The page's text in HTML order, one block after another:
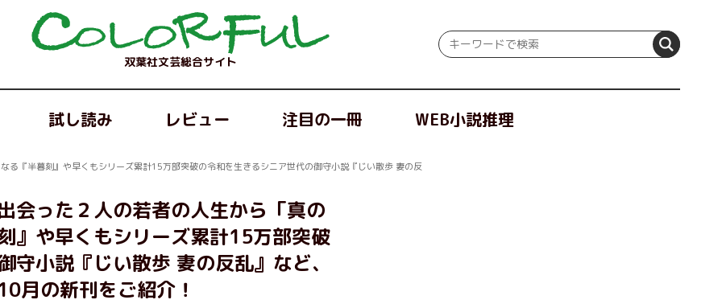
双葉社文芸総合サイト
試し読み レビュー 注目の一冊 WEB小説推理
る『半暮刻』や早くもシリーズ累計15万部突破の令和を生きるシニア世代の御守小説『じい散歩 妻の反
会った２人の若者の人生から「真の
』や早くもシリーズ累計15万部突破
小説『じい散歩 妻の反乱』など、
月の新刊をご紹介！